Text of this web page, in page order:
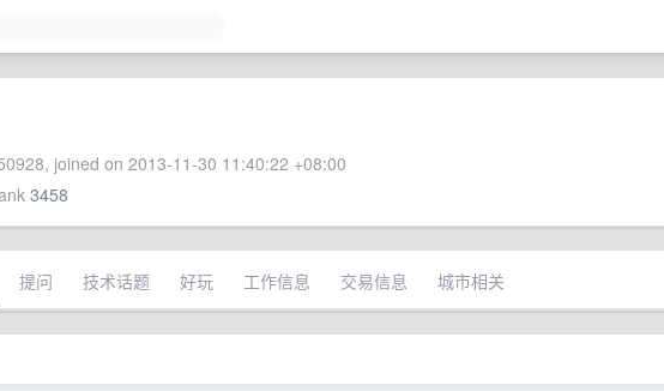
joined on 2013-11-30 11:40:22 +08:00
3458
提问 技术话题 好玩 工作信息 交易信息 城市相关